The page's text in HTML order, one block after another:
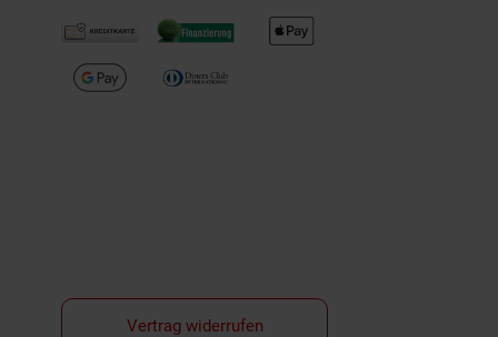
Vertrag widerrufen